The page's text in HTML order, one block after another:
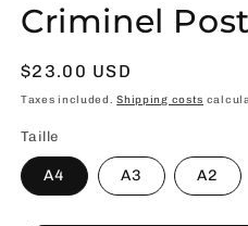
Criminel
Usual
price
$23.00 USD
Taxes included.Shipping costs
Taille
A4 A3 A2